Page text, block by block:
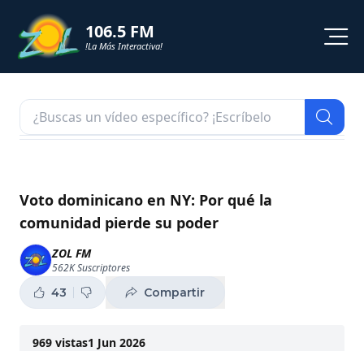
106.5 FM
!La Más Interactiva!
NOTICIAS
SHORTS
PODCAST
ZOL TV
Voto dominicano en NY: Por qué la
comunidad pierde su poder
ZOL FM
562KSuscriptores
43 Compartir
969 vistas1 Jun 2026